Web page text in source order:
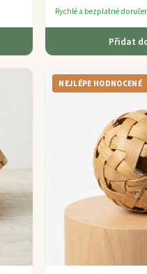
Rychlé a bezplatné
Přidat
NEJLÉPE HODNOCENÉ